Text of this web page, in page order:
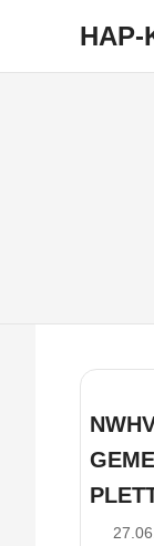
springen
HAP-